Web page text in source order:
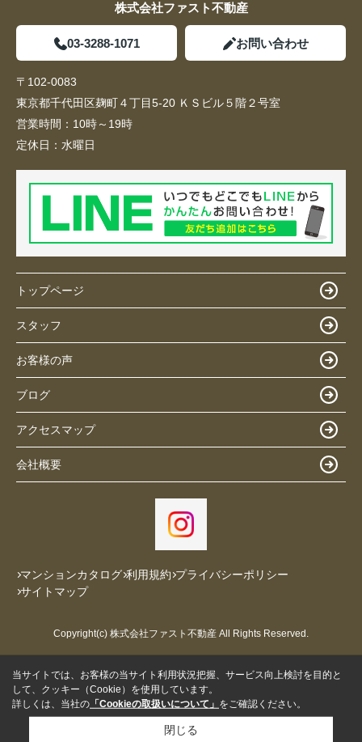
株式会社ファスト不動産
03-3288-1071 お問い合わせ
〒102-0083
東京都千代田区麹町４丁目5-20 ＫＳビル５階２号室
営業時間： 10時～19時
定休日： 水曜日
トップページ
スタッフ
お客様の声
ブログ
アクセスマップ
会社概要
マンションカタログ 利用規約 プライバシーポリシー
サイトマップ
Copyright(c) 株式会社ファスト不動産 All Rights Reserved.
当サイトでは、お客様の当サイト利用状況把握、サービス向上検討を目的と
して、クッキー（Cookie）を使用しています。
詳しくは、当社の 「Cookieの取扱いについて」 をご確認ください。
閉じる